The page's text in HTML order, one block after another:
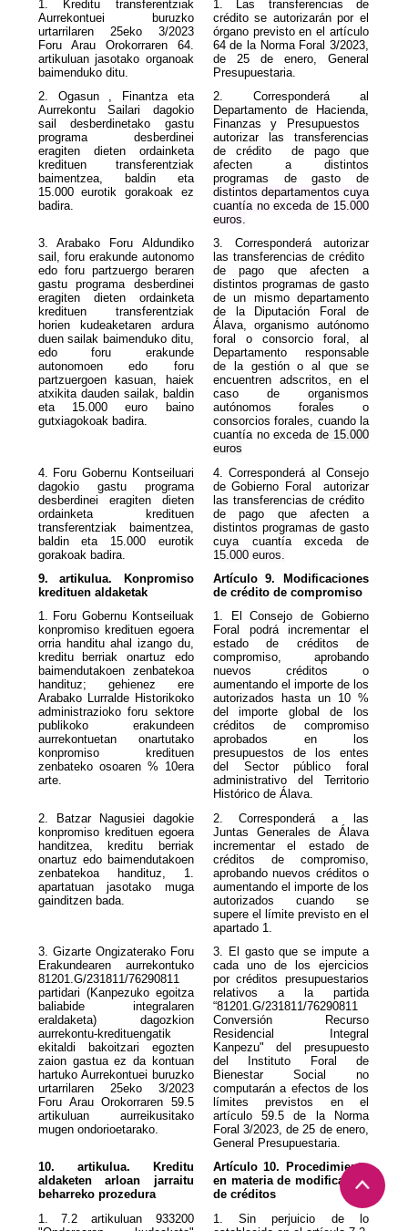
1. Kreditu transferentziak
Aurrekontuei buruzko
urtarrilaren 25eko 3/2023
Foru Arau Orokorraren 64.
artikuluan jasotako organoak
baimenduko ditu.
1. Las transferencias de
crédito se autorizarán por el
órgano previsto en el artículo
64 de la Norma Foral 3/2023,
de 25 de enero, General
Presupuestaria.
2. Ogasun , Finantza eta
Aurrekontu Sailari dagokio
sail desberdinetako gastu
programa desberdinei
eragiten dieten ordainketa
kredituen transferentziak
baimentzea, baldin eta
15.000 eurotik gorakoak ez
badira.
2. Corresponderá al
Departamento de Hacienda,
Finanzas y Presupuestos
autorizar las transferencias
de crédito de pago que
afecten a distintos
programas de gasto de
distintos departamentos cuya
cuantía no exceda de 15.000
euros.
3. Arabako Foru Aldundiko
sail, foru erakunde autonomo
edo foru partzuergo beraren
gastu programa desberdinei
eragiten dieten ordainketa
kredituen transferentziak
horien kudeaketaren ardura
duen sailak baimenduko ditu,
edo foru erakunde
autonomoen edo foru
partzuergoen kasuan, haiek
atxikita dauden sailak, baldin
eta 15.000 euro baino
gutxiagokoak badira.
3. Corresponderá autorizar
las transferencias de crédito
de pago que afecten a
distintos programas de gasto
de un mismo departamento
de la Diputación Foral de
Álava, organismo autónomo
foral o consorcio foral, al
Departamento responsable
de la gestión o al que se
encuentren adscritos, en el
caso de organismos
autónomos forales o
consorcios forales, cuando la
cuantía no exceda de15.000
euros
4. Foru Gobernu Kontseiluari
dagokio gastu programa
desberdinei eragiten dieten
ordainketa kredituen
transferentziak baimentzea,
baldin eta 15.000 eurotik
gorakoak badira.
4. Corresponderá al Consejo
de Gobierno Foral autorizar
las transferencias de crédito
de pago que afecten a
distintos programas de gasto
cuya cuantía exceda de
15.000 euros.
9. artikulua. Konpromiso
kredituen aldaketak
Artículo 9. Modificaciones
de crédito de compromiso
1. Foru Gobernu Kontseiluak
konpromiso kredituen egoera
orria handitu ahal izango du,
kreditu berriak onartuz edo
baimendutakoen zenbatekoa
handituz; gehienez ere
Arabako Lurralde Historikoko
administrazioko foru sektore
publikoko erakundeen
aurrekontuetan onartutako
konpromiso kredituen
zenbateko osoaren % 10era
arte.
1. El Consejo de Gobierno
Foral podrá incrementar el
estado de créditos de
compromiso, aprobando
nuevos créditos o
aumentando el importe de los
autorizados hasta un 10 %
del importe global de los
créditos de compromiso
aprobados en los
presupuestos de los entes
del Sector público foral
administrativo del Territorio
Histórico de Álava.
2. Batzar Nagusiei dagokie
konpromiso kredituen egoera
handitzea, kreditu berriak
onartuz edo baimendutakoen
zenbatekoa handituz, 1.
apartatuan jasotako muga
gainditzen bada.
2. Corresponderá a las
Juntas Generales de Álava
incrementar el estado de
créditos de compromiso,
aprobando nuevos créditos o
aumentando el importe de los
autorizados cuando se
supere el límite previsto en el
apartado 1.
3. Gizarte Ongizaterako Foru
Erakundearen aurrekontuko
81201.G/231811/76290811
partidari (Kanpezuko egoitza
baliabide integralaren
eraldaketa) dagozkion
aurrekontu-kredituengatik
ekitaldi bakoitzari egozten
zaion gastua ez da kontuan
hartuko Aurrekontuei buruzko
urtarrilaren 25eko 3/2023
Foru Arau Orokorraren 59.5
artikuluan aurreikusitako
mugen ondorioetarako.
3. El gasto que se impute a
cada uno de los ejercicios
por créditos presupuestarios
relativos a la partida
“81201.G/231811/76290811
Conversión Recurso
Residencial Integral
Kanpezu" del presupuesto
del Instituto Foral de
Bienestar Social no
computarán a efectos de los
límites previstos en el
artículo 59.5 de la Norma
Foral 3/2023, de 25 de enero,
General Presupuestaria.
10. artikulua. Kreditu
aldaketen arloan jarraitu
beharreko prozedura
Artículo 10. Procedimiento
en materia de modificación
de créditos
1. 7.2 artikuluan 933200
1. Sin perjuicio de lo